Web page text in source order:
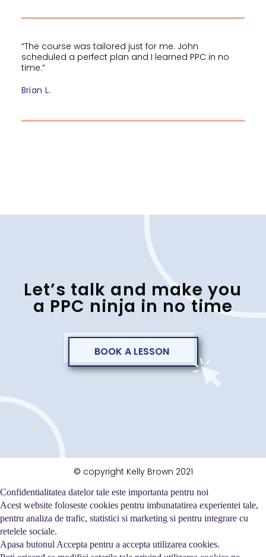
“The course was tailored just for me. John
scheduled a perfect plan and I learned PPC in no
time.”
Brian L.
Let’s talk and make you
a PPC ninja in no time
BOOK A LESSON
© copyright Kelly Brown 2021
Confidentialitatea datelor tale este importanta pentru noi
Acest website foloseste cookies pentru imbunatatirea experientei tale,
pentru analiza de trafic, statistici si marketing si pentru integrare cu
retelele sociale.
Apasa butonul Accepta pentru a accepta utilizarea cookies.